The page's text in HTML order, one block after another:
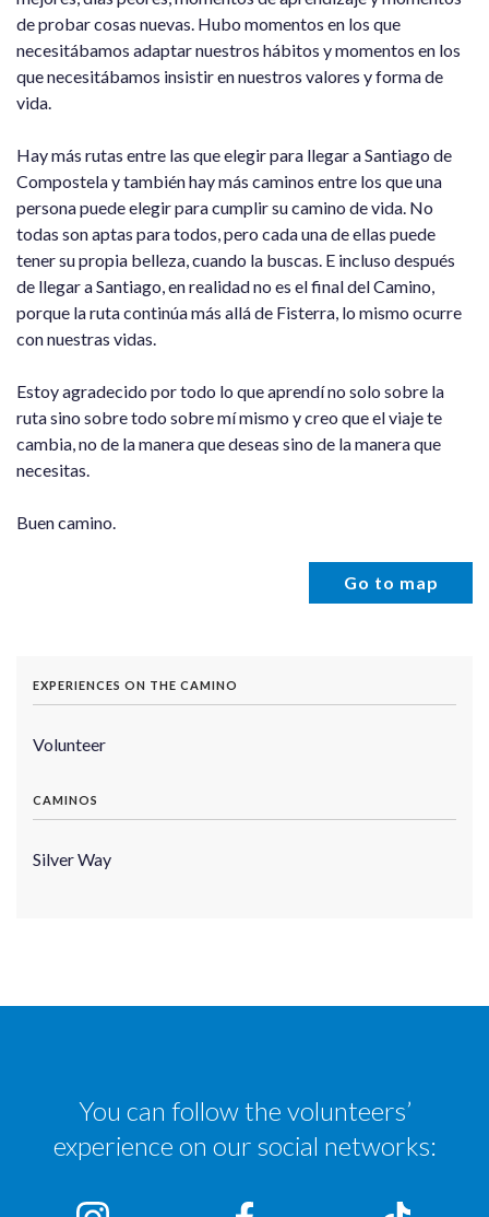
de probar cosas nuevas. Hubo momentos en los que
necesitábamos adaptar nuestros hábitos y momentos en los
que necesitábamos insistir en nuestros valores y forma de
vida.
Hay más rutas entre las que elegir para llegar a Santiago de
Compostela y también hay más caminos entre los que una
persona puede elegir para cumplir su camino de vida. No
todas son aptas para todos, pero cada una de ellas puede
tener su propia belleza, cuando la buscas. E incluso después
de llegar a Santiago, en realidad no es el final del Camino,
porque la ruta continúa más allá de Fisterra, lo mismo ocurre
con nuestras vidas.
Estoy agradecido por todo lo que aprendí no solo sobre la
ruta sino sobre todo sobre mí mismo y creo que el viaje te
cambia, no de la manera que deseas sino de la manera que
necesitas.
Buen camino.
Go to map
EXPERIENCES ON THE CAMINO
Volunteer
CAMINOS
Silver Way
You can follow the volunteers’
experience on our social networks: